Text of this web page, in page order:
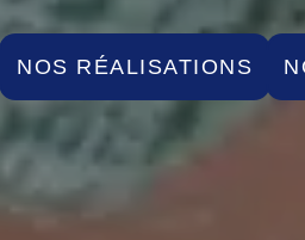
NOS RÉALISATIONS